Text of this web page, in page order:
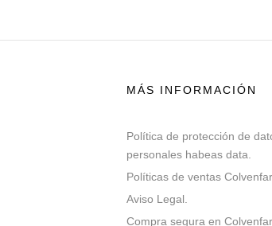
MÁS INFORMACIÓN
Política de protección de
personales habeas data.
Políticas de ventas Colvenfar.
Aviso Legal.
Compra segura en Colvenfar.